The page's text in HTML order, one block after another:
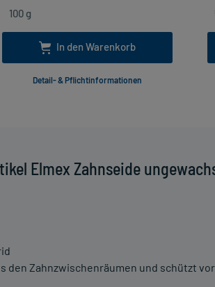
Elmex Zahnseide
Zahnzwischenräumen und schützt
In den Warenkorb
Detail- & Pflichtinformationen